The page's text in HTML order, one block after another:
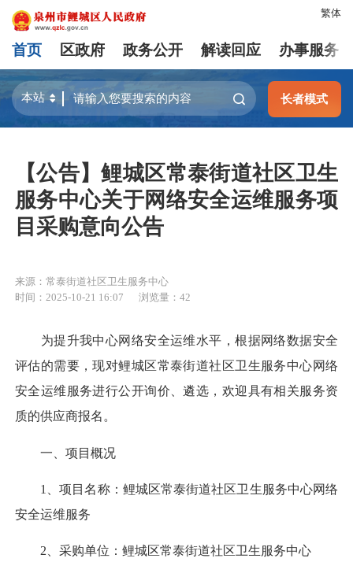
繁体
首页 区政府 政务公开 解读回应 办事服务
长者模式
【公告】鲤城区常泰街道社区卫生
服务中心关于网络安全运维服务项
目采购意向公告
来源：常泰街道社区卫生服务中心
时间：2025-10-21 16:07
浏览量： 42
为提升我中心网络安全运维水平，根据网络数据安全
评估的需要，现对鲤城区常泰街道社区卫生服务中心网络
安全运维服务进行公开询价、遴选，欢迎具有相关服务资
质的供应商报名。
一、项目概况
1、项目名称：鲤城区常泰街道社区卫生服务中心网络
安全运维服务
2、采购单位：鲤城区常泰街道社区卫生服务中心